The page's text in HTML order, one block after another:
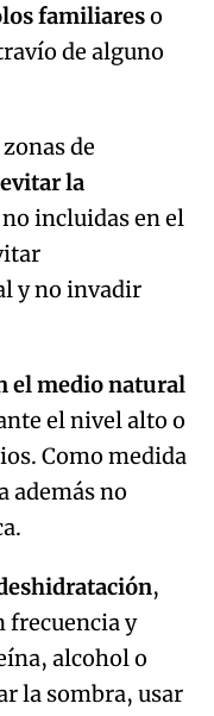
familiareso
de alguno
de
evitar la
no incluidas en el
y no invadir
el medio natural
el nivel alto o
Como medida
además no
,
frecuencia y
alcohol o
la sombra, usar